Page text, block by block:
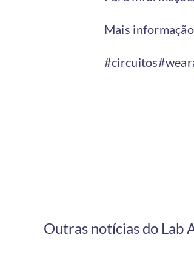
Mais
#circuitos
Outras notícias do Lab